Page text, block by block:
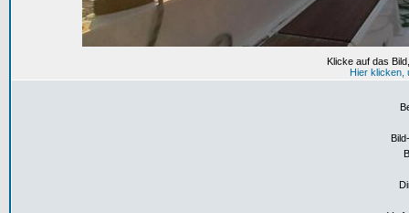
Klicke auf das
Hier klicken,